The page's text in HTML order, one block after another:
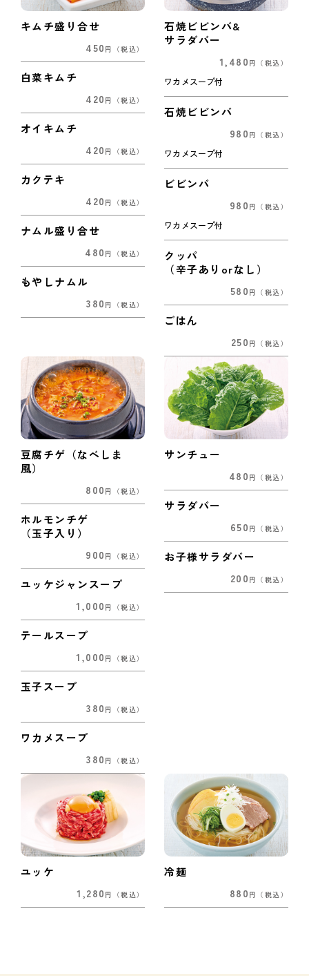
キムチ盛り合せ
450 円 （税込）
白菜キムチ
420 円 （税込）
オイキムチ
420 円 （税込）
カクテキ
420 円 （税込）
ナムル盛り合せ
480 円 （税込）
もやしナムル
380 円 （税込）
石焼ビビンバ&
サラダバー
1,480 円 （税込）
ワカメスープ付
石焼ビビンバ
980 円 （税込）
ワカメスープ付
ビビンバ
980 円 （税込）
ワカメスープ付
クッパ
（辛子ありorなし）
580 円 （税込）
ごはん
250 円 （税込）
豆腐チゲ（なべしま
風）
800 円 （税込）
ホルモンチゲ
（玉子入り）
900 円 （税込）
ユッケジャンスープ
1,000 円 （税込）
テールスープ
1,000 円 （税込）
玉子スープ
380 円 （税込）
ワカメスープ
380 円 （税込）
サンチュー
480 円 （税込）
サラダバー
650 円 （税込）
お子様サラダバー
200 円 （税込）
ユッケ
1,280 円 （税込）
冷麺
880 円 （税込）